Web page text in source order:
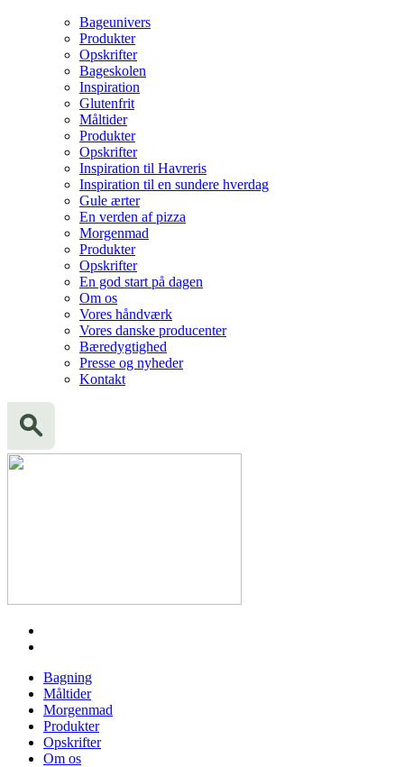
Bageunivers
Produkter
Opskrifter
Bageskolen
Inspiration
Glutenfrit
Måltider
Produkter
Opskrifter
Inspiration til Havreris
Inspiration til en sundere hverdag
Gule ærter
En verden af pizza
Morgenmad
Produkter
Opskrifter
En god start på dagen
Om os
Vores håndværk
Vores danske producenter
Bæredygtighed
Presse og nyheder
Kontakt
Bagning
Måltider
Morgenmad
Produkter
Opskrifter
Om os